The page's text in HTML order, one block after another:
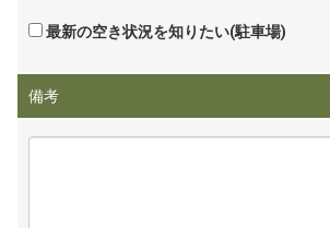
最新の空き状況を知りたい(駐車場)
備考